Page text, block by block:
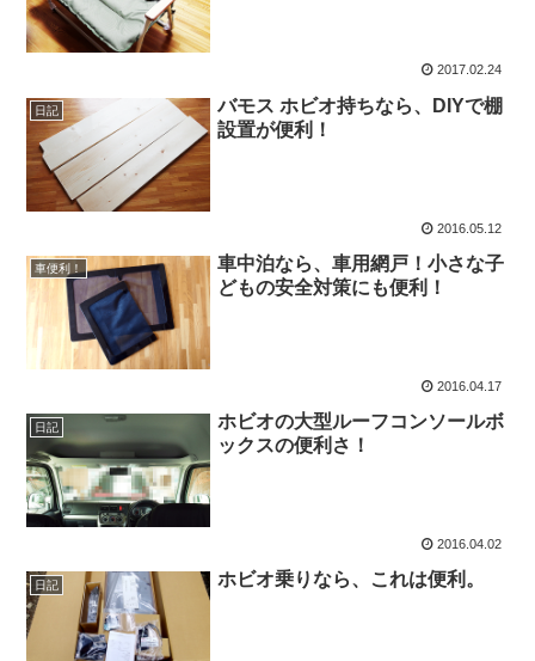
2017.02.24
日記
バモス ホビオ持ちなら、DIYで棚
設置が便利！
2016.05.12
車便利！
車中泊なら、車用網戸！小さな子
どもの安全対策にも便利！
2016.04.17
日記
ホビオの大型ルーフコンソールボ
ックスの便利さ！
2016.04.02
日記 ホビオ乗りなら、これは便利。